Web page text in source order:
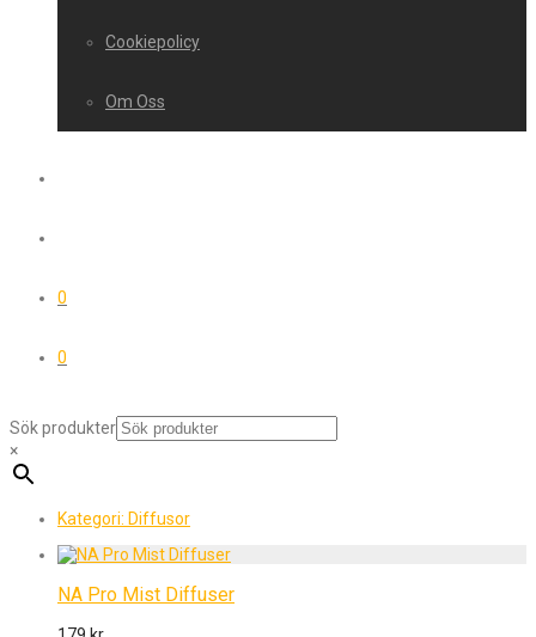
Cookiepolicy
Om Oss
0
0
Sök produkter
×
Kategori: Diffusor
NA Pro Mist Diffuser